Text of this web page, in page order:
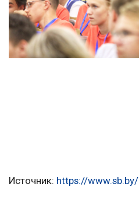
Источник: https://www.sb.by/